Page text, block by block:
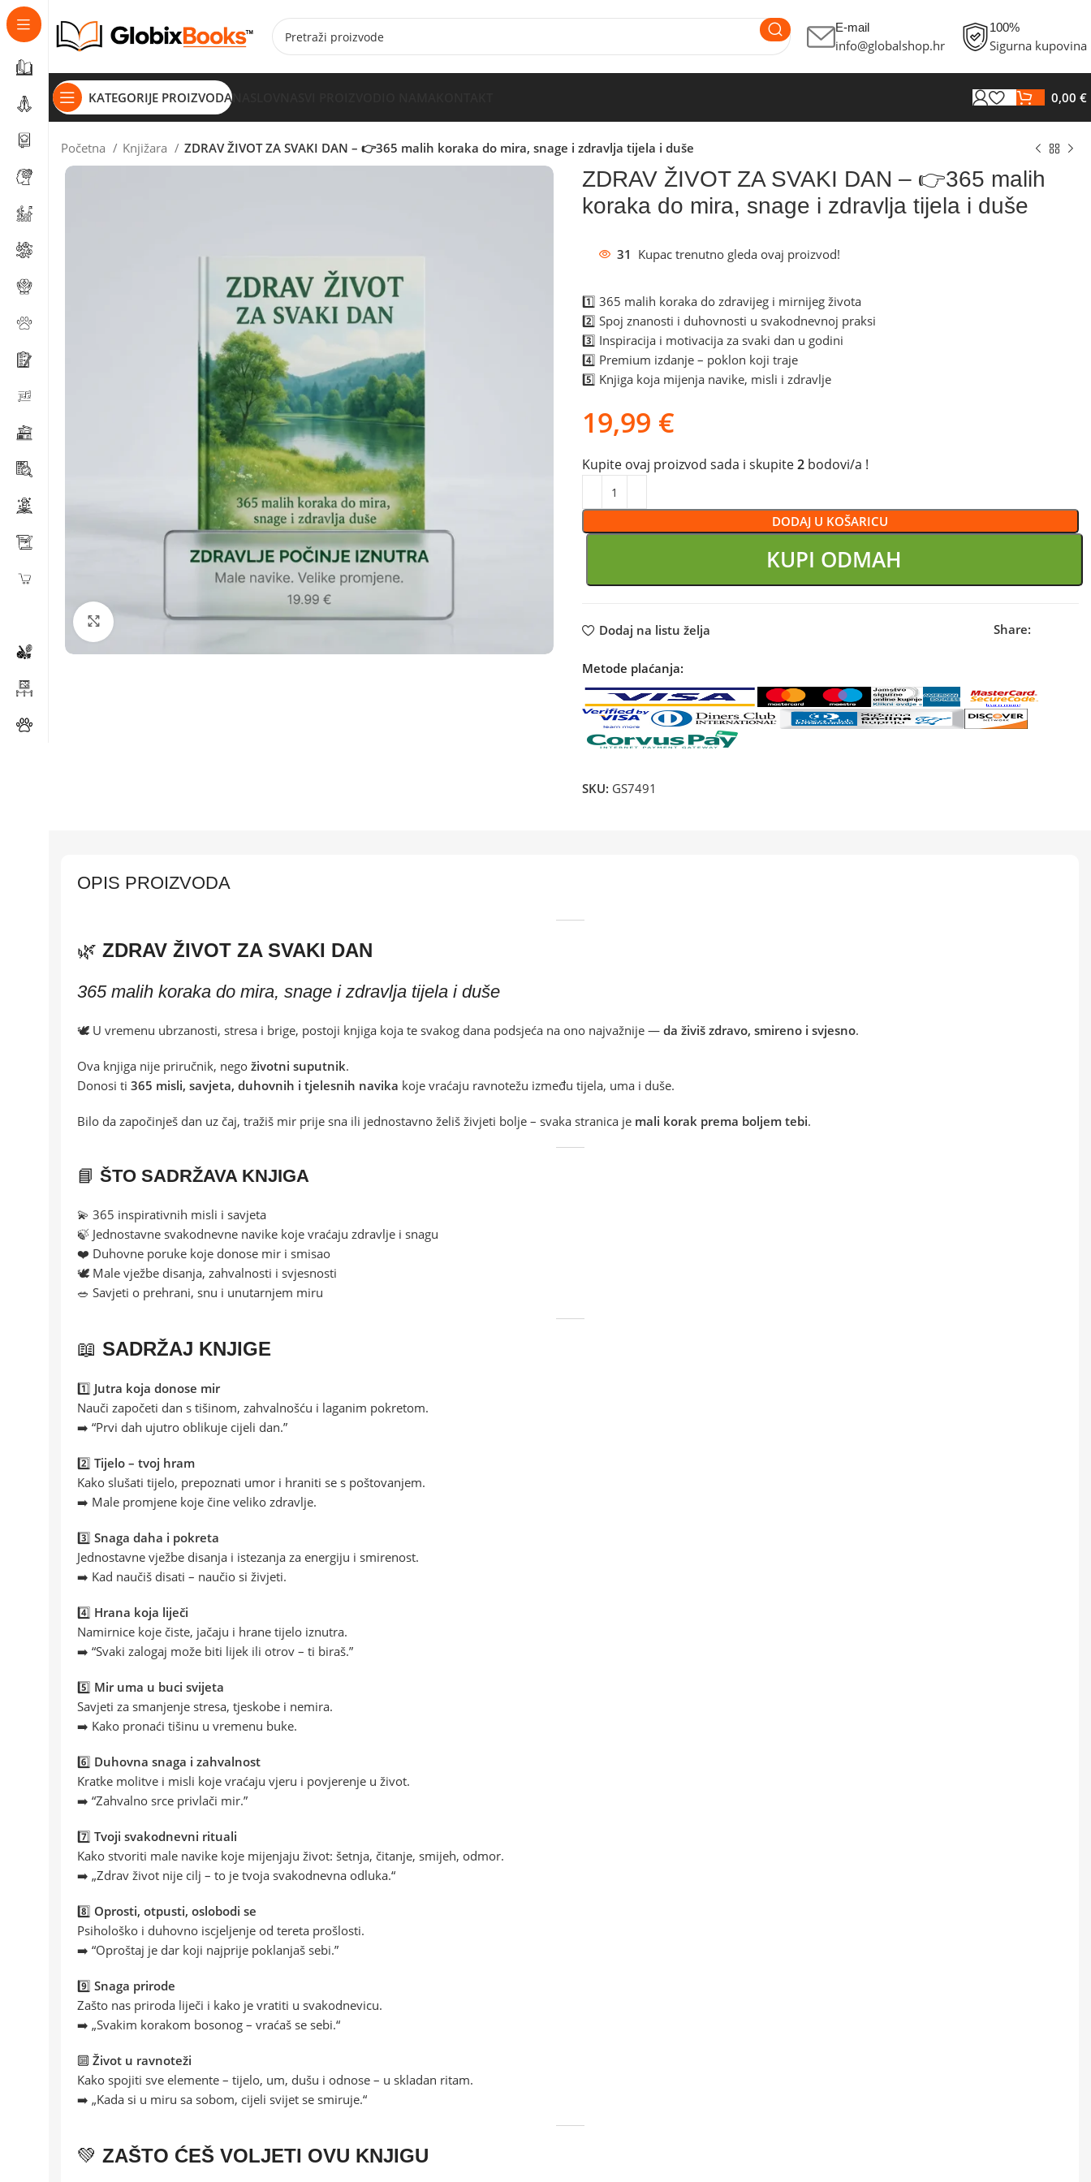
E-mail
info@globalshop.hr
100%
Sigurna kupovina
KATEGORIJE PROIZVODA 0,00 €
Početna Knjižara ZDRAV ŽIVOT ZA SVAKI DAN – 👉365 malih koraka do mira, snage i zdravlja tijela i duše
Klikni za povećanje
ZDRAV ŽIVOT ZA SVAKI DAN – 👉365 malih
koraka do mira, snage i zdravlja tijela i duše
31 Kupac trenutno gleda ovaj proizvod!
1️⃣ 365 malih koraka do zdravijeg i mirnijeg života
2️⃣ Spoj znanosti i duhovnosti u svakodnevnoj praksi
3️⃣ Inspiracija i motivacija za svaki dan u godini
4️⃣ Premium izdanje – poklon koji traje
5️⃣ Knjiga koja mijenja navike, misli i zdravlje
€
Kupite ovaj proizvod sada i skupite2bodovi/a !
DODAJ U KOŠARICU
KUPI ODMAH
Dodaj na listu želja Share:
Metode plaćanja:
SKU: GS7491
OPIS PROIZVODA
🌿 ZDRAV ŽIVOT ZA SVAKI DAN
365 malih koraka do mira, snage i zdravlja tijela i duše
🕊️ U vremenu ubrzanosti, stresa i brige, postoji knjiga koja te svakog dana podsjeća na ono najvažnije — da živiš zdravo, smireno i svjesno.
Ova knjiga nije priručnik, nego životni suputnik.
Donosi ti 365 misli, savjeta, duhovnih i tjelesnih navika koje vraćaju ravnotežu između tijela, uma i duše.
Bilo da započinješ dan uz čaj, tražiš mir prije sna ili jednostavno želiš živjeti bolje – svaka stranica je mali korak prema boljem tebi.
📘 ŠTO SADRŽAVA KNJIGA
💫 365 inspirativnih misli i savjeta
🍃 Jednostavne svakodnevne navike koje vraćaju zdravlje i snagu
❤️ Duhovne poruke koje donose mir i smisao
🕊️ Male vježbe disanja, zahvalnosti i svjesnosti
🥗 Savjeti o prehrani, snu i unutarnjem miru
📖 SADRŽAJ KNJIGE
1️⃣ Jutra koja donose mir
Nauči započeti dan s tišinom, zahvalnošću i laganim pokretom.
➡️ “Prvi dah ujutro oblikuje cijeli dan.”
2️⃣ Tijelo – tvoj hram
Kako slušati tijelo, prepoznati umor i hraniti se s poštovanjem.
➡️ Male promjene koje čine veliko zdravlje.
3️⃣ Snaga daha i pokreta
Jednostavne vježbe disanja i istezanja za energiju i smirenost.
➡️ Kad naučiš disati – naučio si živjeti.
4️⃣ Hrana koja liječi
Namirnice koje čiste, jačaju i hrane tijelo iznutra.
➡️ “Svaki zalogaj može biti lijek ili otrov – ti biraš.”
5️⃣ Mir uma u buci svijeta
Savjeti za smanjenje stresa, tjeskobe i nemira.
➡️ Kako pronaći tišinu u vremenu buke.
6️⃣ Duhovna snaga i zahvalnost
Kratke molitve i misli koje vraćaju vjeru i povjerenje u život.
➡️ “Zahvalno srce privlači mir.”
7️⃣ Tvoji svakodnevni rituali
Kako stvoriti male navike koje mijenjaju život: šetnja, čitanje, smijeh, odmor.
➡️ „Zdrav život nije cilj – to je tvoja svakodnevna odluka.“
8️⃣ Oprosti, otpusti, oslobodi se
Psihološko i duhovno iscjeljenje od tereta prošlosti.
➡️ “Oproštaj je dar koji najprije poklanjaš sebi.”
9️⃣ Snaga prirode
Zašto nas priroda liječi i kako je vratiti u svakodnevicu.
➡️ „Svakim korakom bosonog – vraćaš se sebi.“
🔟 Život u ravnoteži
Kako spojiti sve elemente – tijelo, um, dušu i odnose – u skladan ritam.
➡️ „Kada si u miru sa sobom, cijeli svijet se smiruje.“
💚 ZAŠTO ĆEŠ VOLJETI OVU KNJIGU